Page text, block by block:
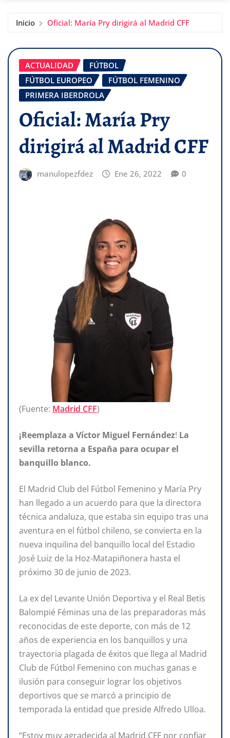
Inicio Oficial: María Pry dirigirá al Madrid CFF
ACTUALIDAD
FÚTBOL
FÚTBOL EUROPEO
FÚTBOL FEMENINO
PRIMERA IBERDROLA
Oficial: María Pry
dirigirá al Madrid CFF
manulopezfdez Ene 26, 2022 0
(Fuente: Madrid CFF)
¡Reemplaza a Víctor Miguel Fernández! La
sevilla retorna a España para ocupar el
banquillo blanco.
El Madrid Club del Fútbol Femenino y María Pry
han llegado a un acuerdo para que la directora
técnica andaluza, que estaba sin equipo tras una
aventura en el fútbol chileno, se convierta en la
nueva inquilina del banquillo local del Estadio
José Luiz de la Hoz-Matapiñonera hasta el
próximo 30 de junio de 2023.
La ex del Levante Unión Deportiva y el Real Betis
Balompié Féminas una de las preparadoras más
reconocidas de este deporte, con más de 12
años de experiencia en los banquillos y una
trayectoria plagada de éxitos que llega al Madrid
Club de Fútbol Femenino con muchas ganas e
ilusión para conseguir lograr los objetivos
deportivos que se marcó a principio de
temporada la entidad que preside Alfredo Ulloa.
“Estoy muy agradecida al Madrid CFF por confiar